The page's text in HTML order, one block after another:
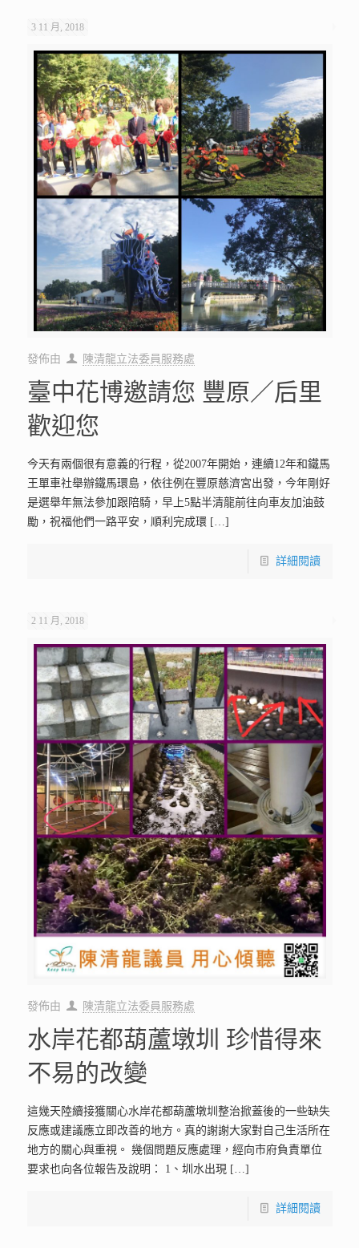
3 11 月, 2018
發佈由 陳清龍立法委員服務處
臺中花博邀請您 豐原／后里
歡迎您
今天有兩個很有意義的行程，從2007年開始，連續12年和鐵馬
王單車社舉辦鐵馬環島，依往例在豐原慈濟宮出發，今年剛好
是選舉年無法參加跟陪騎，早上5點半清龍前往向車友加油鼓
勵，祝福他們一路平安，順利完成環[…]
詳細閱讀
2 11 月, 2018
發佈由 陳清龍立法委員服務處
水岸花都葫蘆墩圳 珍惜得來
不易的改變
這幾天陸續接獲關心水岸花都葫蘆墩圳整治掀蓋後的一些缺失
反應或建議應立即改善的地方。真的謝謝大家對自己生活所在
地方的關心與重視。 幾個問題反應處理，經向市府負責單位
要求也向各位報告及說明： 1、圳水出現[…]
詳細閱讀